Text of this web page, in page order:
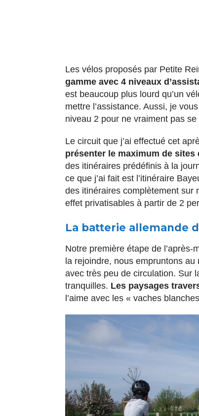
Les vélos proposés par Petite
gamme avec 4 niveaux
est beaucoup plus lourd qu’un
mettre l’assistance. Aussi, je
niveau 2 pour ne vraiment pas se
Le circuit que j’ai effectué cet
présenter le maximum de sites
des itinéraires prédéfinis à la
ce que j’ai fait est l’itinéraire
des itinéraires complètement sur
effet privatisables à partir de 2
La batterie allemande
Notre première étape de l’après-
la rejoindre, nous empruntons au
avec très peu de circulation. Sur
tranquilles. Les paysages
l’aime avec les « vaches